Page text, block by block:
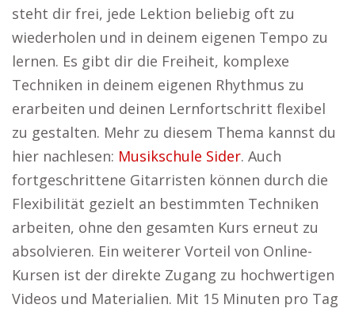
steht dir frei, jede Lektion beliebig oft zu
wiederholen und in deinem eigenen Tempo zu
lernen. Es gibt dir die Freiheit, komplexe
Techniken in deinem eigenen Rhythmus zu
erarbeiten und deinen Lernfortschritt flexibel
zu gestalten. Mehr zu diesem Thema kannst du
hier nachlesen: Musikschule Sider. Auch
fortgeschrittene Gitarristen können durch die
Flexibilität gezielt an bestimmten Techniken
arbeiten, ohne den gesamten Kurs erneut zu
absolvieren. Ein weiterer Vorteil von Online-
Kursen ist der direkte Zugang zu hochwertigen
Videos und Materialien. Mit 15 Minuten pro Tag